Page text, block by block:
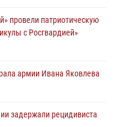
провели патриотическую
с Росгвардией»
армии Ивана Яковлева
задержали рецидивиста